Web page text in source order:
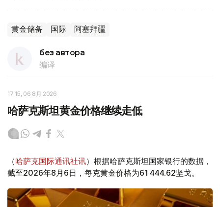
黄金储备 国际 阿塞拜疆
без автора
编译
17:15, 06 8月 2026
哈萨克斯坦黄金价格继续走低
（哈萨克国际通讯社讯）根据哈萨克斯坦国家银行的数据，
截至2026年8月6日，每克黄金价格为61 444.62坚戈。